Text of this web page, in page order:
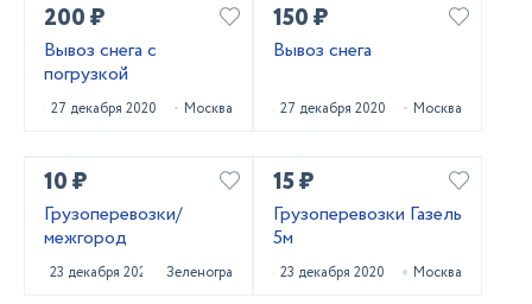
200 ₽
Вывоз снега с
погрузкой
27 декабря 2020 Москва
150 ₽
Вывоз снега
27 декабря 2020 Москва
10 ₽
Грузоперевозки/
межгород
23 декабря 2020 Зеленоград
15 ₽
Грузоперевозки Газель
5м
23 декабря 2020 Москва